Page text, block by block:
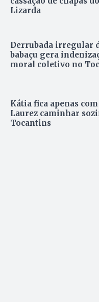
Lizarda
Derrubada irregular
babaçu gera
moral coletivo no
Kátia fica apenas
Laurez caminhar
Tocantins